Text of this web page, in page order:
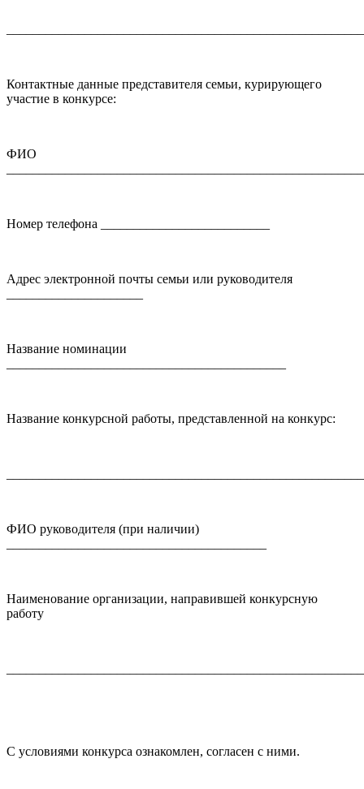
Контактные данные представителя семьи, курирующего
участие в конкурсе:
ФИО
Номер телефона __________________________
Адрес электронной почты семьи или руководителя
Название номинации
Название конкурсной работы, представленной на конкурс:
ФИО руководителя (при наличии)
Наименование организации, направившей конкурсную
работу
С условиями конкурса ознакомлен, согласен с ними.